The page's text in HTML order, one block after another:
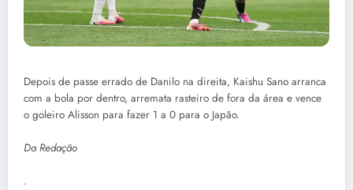
Depois de passe errado de Danilo na direita, Kaishu Sano arranca
com a bola por dentro, arremata rasteiro de fora da área e vence
o goleiro Alisson para fazer 1 a 0 para o Japão.
Da Redação
.